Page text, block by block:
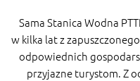
Sama Stanica Wodna
w kilka lat z
odpowiednich
przyjazne turystom. Z